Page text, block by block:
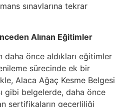
sınavlarına tekrar
Alınan Eğitimler
daha önce aldıkları eğitimler
sürecinde ek bir
Alaca Ağaç Kesme Belgesi
gibi belgelerde, daha önce
sertifikaların geçerliliği